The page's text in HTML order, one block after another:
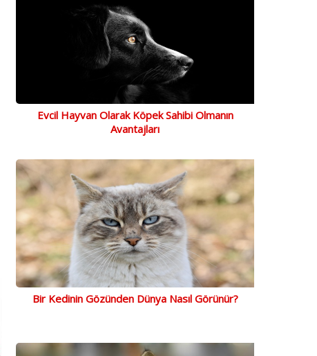
Evcil Hayvan Olarak Köpek Sahibi Olmanın
Avantajları
Bir Kedinin Gözünden Dünya Nasıl Görünür?